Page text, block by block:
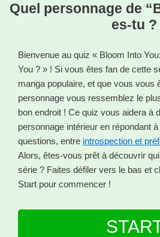
Quel personnage de
es-tu ?
Bienvenue au quiz « Bloom Into
You ? » ! Si vous êtes fan de cette
manga populaire, et que vous vous
personnage vous ressemblez le
bon endroit ! Ce quiz vous aidera à
personnage intérieur en répondant
questions, entre introspection et
Alors, êtes-vous prêt à découvrir
série ? Faites défiler vers le bas et
Start pour commencer !